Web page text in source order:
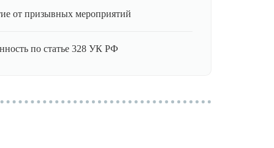
от призывных мероприятий
по статье 328 УК РФ